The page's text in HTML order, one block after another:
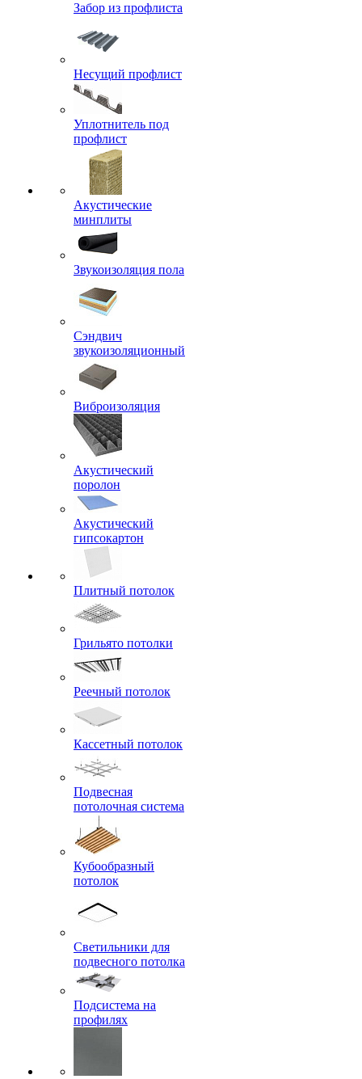
Забор из профлиста
Несущий профлист
Уплотнитель под
профлист
Акустические
минплиты
Звукоизоляция пола
Сэндвич
звукоизоляционный
Виброизоляция
Акустический
поролон
Акустический
гипсокартон
Плитный потолок
Грильято потолки
Реечный потолок
Кассетный потолок
Подвесная
потолочная система
Кубообразный
потолок
Светильники для
подвесного потолка
Подсистема на
профилях